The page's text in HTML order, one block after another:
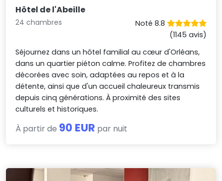
Hôtel de l'Abeille
24 chambres
Noté 8.8
(1145 avis)
Séjournez dans un hôtel familial au cœur d'Orléans,
dans un quartier piéton calme. Profitez de chambres
décorées avec soin, adaptées au repos et à la
détente, ainsi que d'un accueil chaleureux transmis
depuis cinq générations. À proximité des sites
culturels et historiques.
À partir de 90 EUR par nuit